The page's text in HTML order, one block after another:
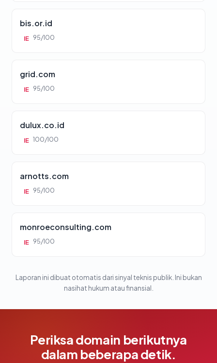
bis.or.id
IE 95/100
grid.com
IE 95/100
dulux.co.id
IE 100/100
arnotts.com
IE 95/100
monroeconsulting.com
IE 95/100
Laporan ini dibuat otomatis dari sinyal teknis publik. Ini bukan
nasihat hukum atau finansial.
Periksa domain berikutnya
dalam beberapa detik.